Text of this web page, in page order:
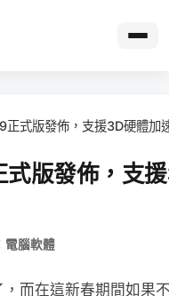
式版發佈，支援3D硬體加
版發佈，支
電腦軟體
而在這新春期間如果